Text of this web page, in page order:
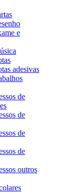
e
adesivas
de
de
de
de
outros